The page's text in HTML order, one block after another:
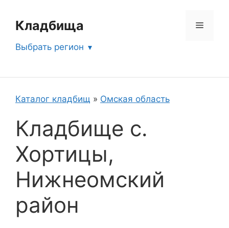
содержимому
Кладбища Меню
Выбрать регион
Каталог кладбищ » Омская область
Кладбище с.
Хортицы,
Нижнеомский
район